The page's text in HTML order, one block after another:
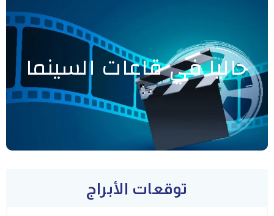
حاليا في قاعات السينما
توقعات الأبراج